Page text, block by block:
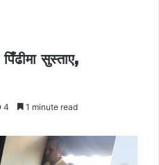
सुस्ताए,
4 1 minute read